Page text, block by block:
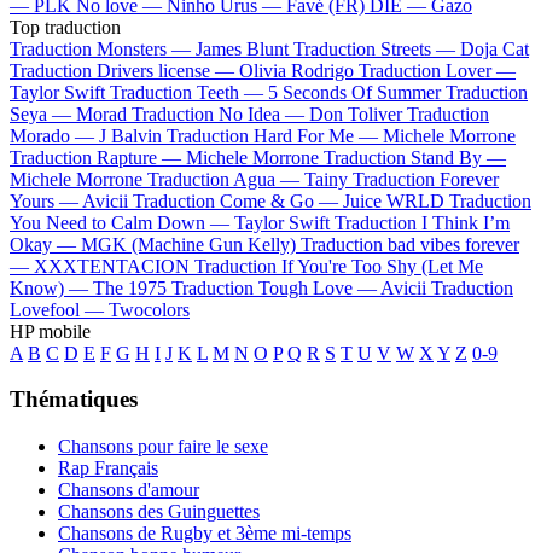
— PLK No love — Ninho Urus — Favé (FR) DIE — Gazo
Top traduction
Traduction Monsters — James Blunt Traduction Streets — Doja Cat
Traduction Drivers license — Olivia Rodrigo Traduction Lover —
Taylor Swift Traduction Teeth — 5 Seconds Of Summer Traduction
Seya — Morad Traduction No Idea — Don Toliver Traduction
Morado — J Balvin Traduction Hard For Me — Michele Morrone
Traduction Rapture — Michele Morrone Traduction Stand By —
Michele Morrone Traduction Agua — Tainy Traduction Forever
Yours — Avicii Traduction Come & Go — Juice WRLD Traduction
You Need to Calm Down — Taylor Swift Traduction I Think I’m
Okay — MGK (Machine Gun Kelly) Traduction bad vibes forever
— XXXTENTACION Traduction If You're Too Shy (Let Me
Know) — The 1975 Traduction Tough Love — Avicii Traduction
Lovefool — Twocolors
HP mobile
A B C D E F G H I J K L M N O P Q R S T U V W X Y Z 0-9
Thématiques
Chansons pour faire le sexe
Rap Français
Chansons d'amour
Chansons des Guinguettes
Chansons de Rugby et 3ème mi-temps